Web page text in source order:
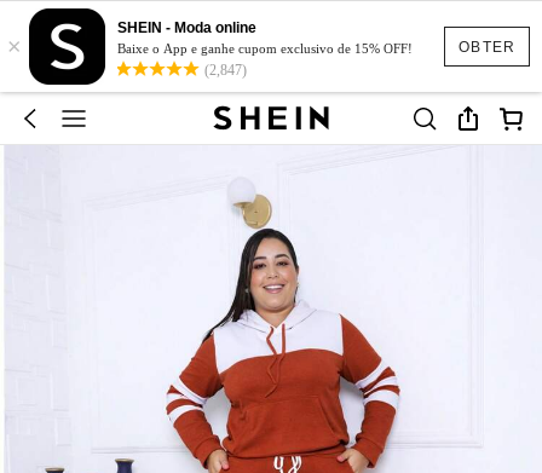
OBTER
×
SHEIN - Moda online
Baixe o App e ganhe cupom exclusivo de 15% OFF!
(2,847)